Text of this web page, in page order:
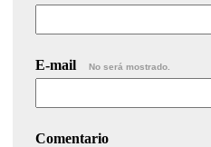
E-mail No será mostrado.
Comentario